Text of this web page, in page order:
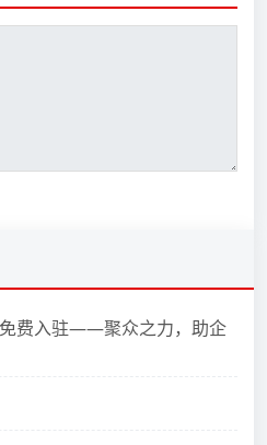
免费入驻——聚众之力，助企